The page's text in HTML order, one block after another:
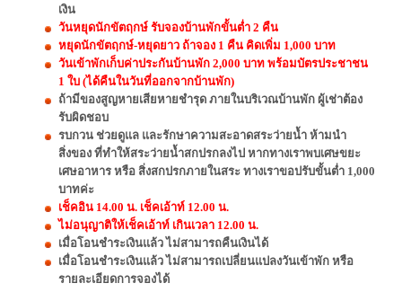
เงิน
วันหยุดนักขัตฤกษ์ รับจองบ้านพักขั้นต่ำ 2 คืน
หยุดนักขัตฤกษ์-หยุดยาว ถ้าจอง 1 คืน คิดเพิ่ม 1,000 บาท
วันเข้าพักเก็บค่าประกันบ้านพัก 2,000 บาท พร้อมบัตรประชาชน
1 ใบ (ได้คืนในวันที่ออกจากบ้านพัก)
ถ้ามีของสูญหายเสียหายชำรุด ภายในบริเวณบ้านพัก ผู้เช่าต้อง
รับผิดชอบ
รบกวน ช่วยดูแล และรักษาความสะอาดสระว่ายน้ำ ห้ามนำ
สิ่งของ ที่ทำให้สระว่ายน้ำสกปรกลงไป หากทางเราพบเศษขยะ
เศษอาหาร หรือ สิ่งสกปรกภายในสระ ทางเราขอปรับขั้นต่ำ 1,000
บาทค่ะ
เช็คอิน 14.00 น. เช็คเอ้าท์ 12.00 น.
ไม่อนุญาติให้เช็คเอ้าท์ เกินเวลา 12.00 น.
เมื่อโอนชำระเงินแล้ว ไม่สามารถคืนเงินได้
เมื่อโอนชำระเงินแล้ว ไม่สามารถเปลี่ยนแปลงวันเข้าพัก หรือ
รายละเอียดการจองได้